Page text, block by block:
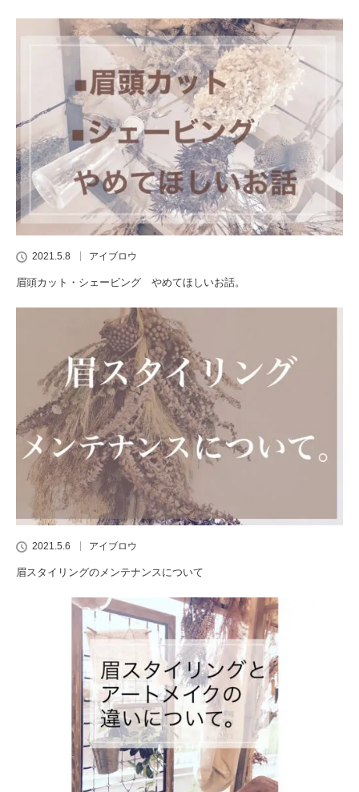
2021.5.8 アイブロウ
眉頭カット・シェービング やめてほしいお話。
2021.5.6 アイブロウ
眉スタイリングのメンテナンスについて